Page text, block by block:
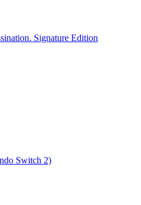
Signature Edition
Switch 2)